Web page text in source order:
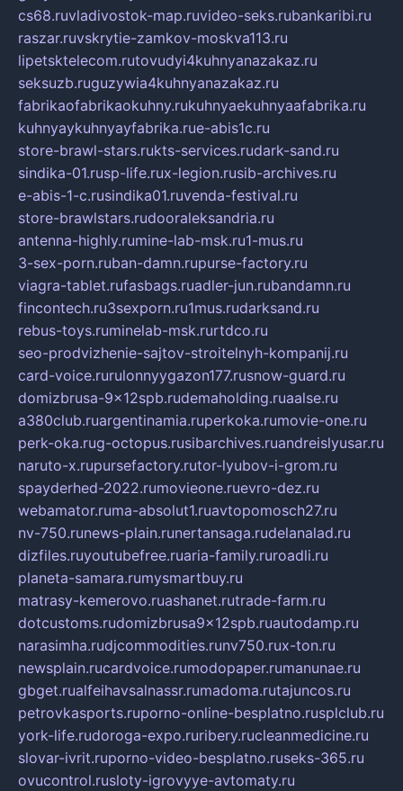
cs68.ruvladivostok-map.ruvideo-seks.rubankaribi.ru
raszar.ruvskrytie-zamkov-moskva113.ru
lipetsktelecom.rutovudyi4kuhnyanazakaz.ru
seksuzb.ruguzywia4kuhnyanazakaz.ru
fabrikaofabrikaokuhny.rukuhnyaekuhnyaafabrika.ru
kuhnyaykuhnyayfabrika.rue-abis1c.ru
store-brawl-stars.rukts-services.rudark-sand.ru
sindika-01.rusp-life.rux-legion.rusib-archives.ru
e-abis-1-c.rusindika01.ruvenda-festival.ru
store-brawlstars.rudooraleksandria.ru
antenna-highly.rumine-lab-msk.ru1-mus.ru
3-sex-porn.ruban-damn.rupurse-factory.ru
viagra-tablet.rufasbags.ruadler-jun.rubandamn.ru
fincontech.ru3sexporn.ru1mus.rudarksand.ru
rebus-toys.ruminelab-msk.rurtdco.ru
seo-prodvizhenie-sajtov-stroitelnyh-kompanij.ru
card-voice.rurulonnyygazon177.rusnow-guard.ru
domizbrusa-9x12spb.rudemaholding.ruaalse.ru
a380club.ruargentinamia.ruperkoka.rumovie-one.ru
perk-oka.rug-octopus.rusibarchives.ruandreislyusar.ru
naruto-x.rupursefactory.rutor-lyubov-i-grom.ru
spayderhed-2022.rumovieone.ruevro-dez.ru
webamator.ruma-absolut1.ruavtopomosch27.ru
nv-750.runews-plain.runertansaga.rudelanalad.ru
dizfiles.ruyoutubefree.ruaria-family.ruroadli.ru
planeta-samara.rumysmartbuy.ru
matrasy-kemerovo.ruashanet.rutrade-farm.ru
dotcustoms.rudomizbrusa9x12spb.ruautodamp.ru
narasimha.rudjcommodities.runv750.rux-ton.ru
newsplain.rucardvoice.rumodopaper.rumanunae.ru
gbget.rualfeihavsalnassr.rumadoma.rutajuncos.ru
petrovkasports.ruporno-online-besplatno.rusplclub.ru
york-life.rudoroga-expo.ruribery.rucleanmedicine.ru
slovar-ivrit.ruporno-video-besplatno.ruseks-365.ru
ovucontrol.rusloty-igrovyye-avtomaty.ru